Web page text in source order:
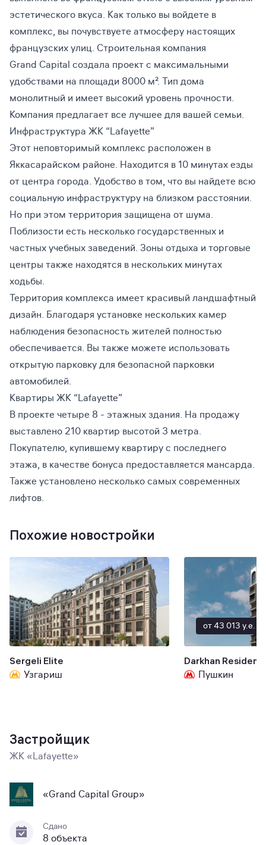
эстетического вкуса. Как только вы войдете в
комплекс, вы почувствуете атмосферу настоящих
французских улиц. Строительная компания
Grand Capital создала проект с максимальными
удобствами на площади 8000 м². Тип дома
монолитный и имеет высокий уровень прочности.
Компания предлагает все лучшее для вашей семьи.
Инфраструктура ЖК “Lafayette”
Этот неповторимый комплекс расположен в
Яккасарайском районе. Находится в 10 минутах езды
от центра города. Удобство в том, что вы найдете всю
социальную инфраструктуру на близком расстоянии.
Но при этом территория защищена от шума.
Поблизости есть несколько государственных и
частных учебных заведений. Зоны отдыха и торговые
центры также находятся в нескольких минутах
ходьбы.
Территория комплекса имеет красивый ландшафтный
дизайн. Благодаря установке нескольких камер
наблюдения безопасность жителей полностью
обеспечивается. Вы также можете использовать
открытую парковку для безопасной парковки
автомобилей.
Квартиры ЖК “Lafayette”
В проекте четыре 8 - этажных здания. На продажу
выставлено 210 квартир высотой 3 метра.
Покупателю, купившему квартиру с последнего
этажа, в качестве бонуса предоставляется мансарда.
Также установлено несколько самых современных
лифтов.
Похожие новостройки
Sergeli Elite
Узгариш
от 43 013 y.e.
Darkhan
Пушкин
Застройщик
ЖК «Lafayette»
«Grand Capital Group»
Сдано
8 объекта